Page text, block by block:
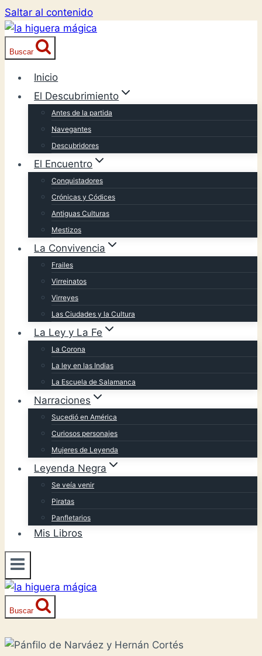
Saltar al contenido
Buscar
Inicio
El Descubrimiento
Antes de la partida
Navegantes
Descubridores
El Encuentro
Conquistadores
Crónicas y Códices
Antiguas Culturas
Mestizos
La Convivencia
Frailes
Virreinatos
Virreyes
Las Ciudades y la Cultura
La Ley y La Fe
La Corona
La ley en las Indias
La Escuela de Salamanca
Narraciones
Sucedió en América
Curiosos personajes
Mujeres de Leyenda
Leyenda Negra
Se veía venir
Piratas
Panfletarios
Mis Libros
Buscar